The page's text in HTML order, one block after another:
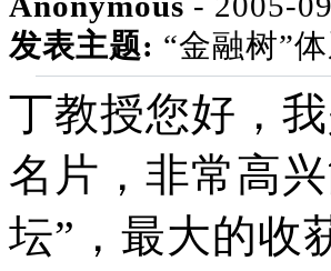
发表主题: “金融树”
丁教授您好，
名片，非常高
坛”，最大的收